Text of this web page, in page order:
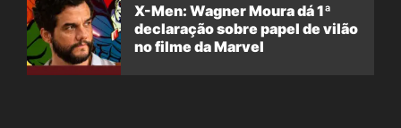
X-Men: Wagner Moura dá 1ª
declaração sobre papel de vilão
no filme da Marvel